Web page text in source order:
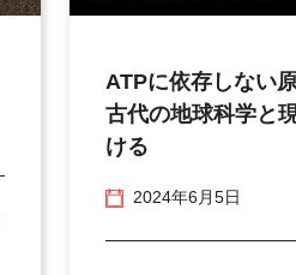
ATPに依存しない
古代の地球科学と
ける
2024年6月5日